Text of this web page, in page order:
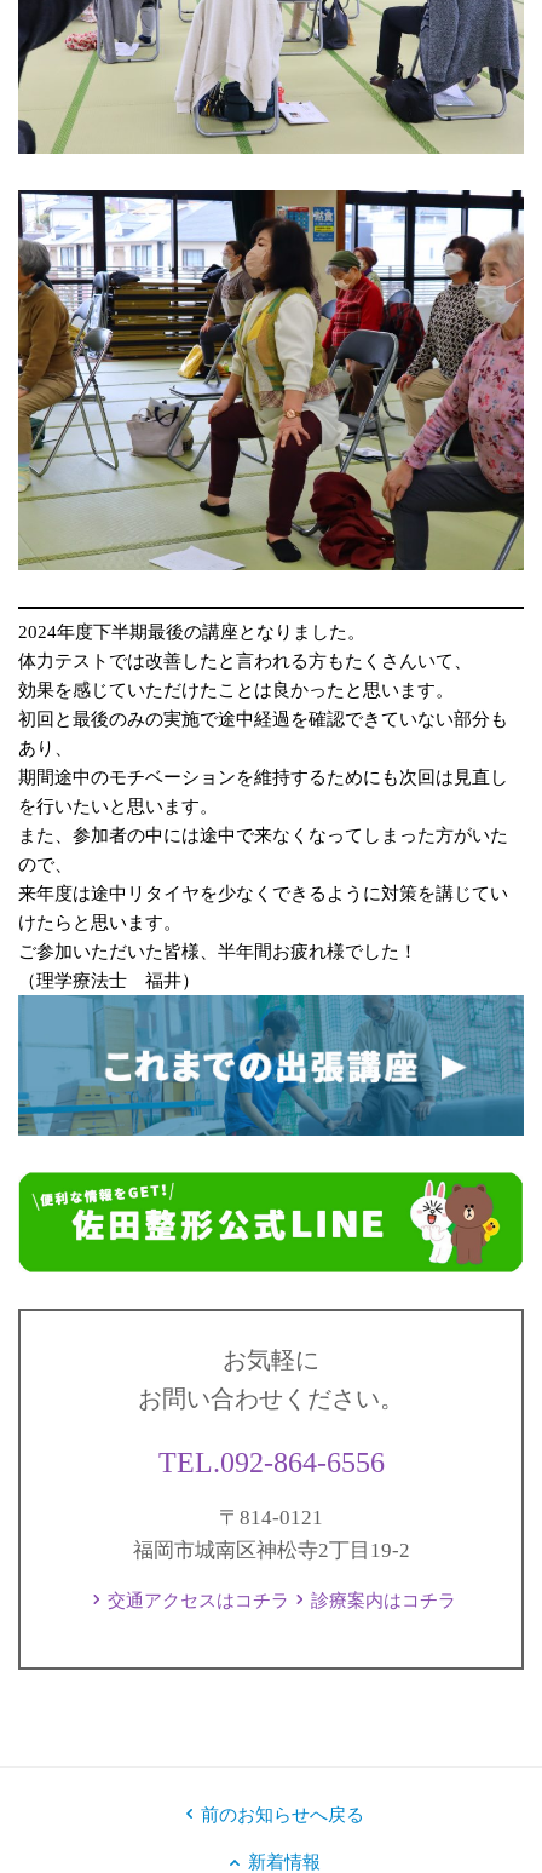
2024年度下半期最後の講座となりました。
体力テストでは改善したと言われる方もたくさんいて、
効果を感じていただけたことは良かったと思います。
初回と最後のみの実施で途中経過を確認できていない部分も
あり、
期間途中のモチベーションを維持するためにも次回は見直し
を行いたいと思います。
また、参加者の中には途中で来なくなってしまった方がいた
ので、
来年度は途中リタイヤを少なくできるように対策を講じてい
けたらと思います。
ご参加いただいた皆様、半年間お疲れ様でした！
（理学療法士 福井）
お気軽に
お問い合わせください。
TEL.092-864-6556
〒814-0121
福岡市城南区神松寺2丁目19-2
交通アクセスはコチラ 診療案内はコチラ
前のお知らせへ戻る
新着情報